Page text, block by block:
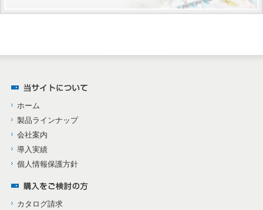
ホーム
製品ラインナップ
会社案内
導入実績
個人情報保護方針
カタログ請求